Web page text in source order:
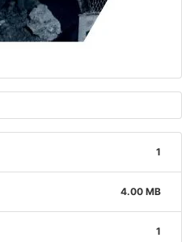
1
4.00 MB
1